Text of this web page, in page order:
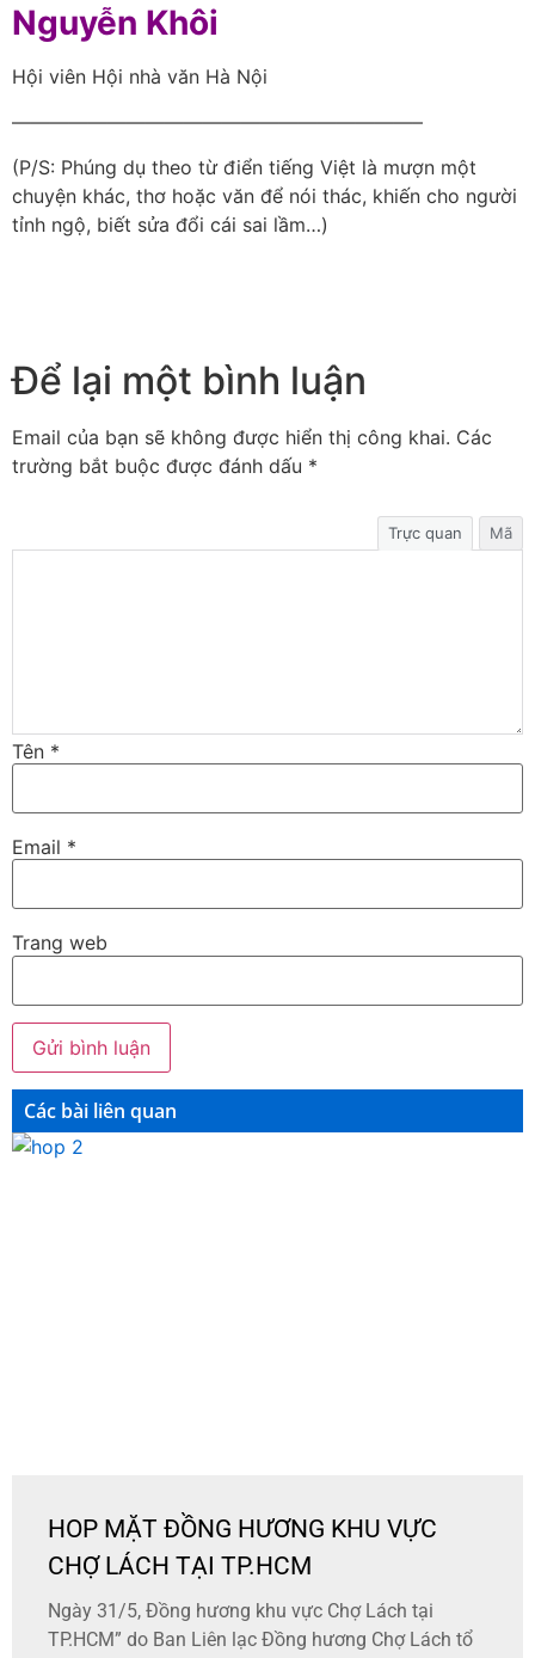
Nguyễn Khôi
Hội viên Hội nhà văn Hà Nội
—————————————————————–
(P/S: Phúng dụ theo từ điển tiếng Việt là mượn một
chuyện khác, thơ hoặc văn để nói thác, khiến cho người
tỉnh ngộ, biết sửa đổi cái sai lầm…)
Để lại một bình luận
Email của bạn sẽ không được hiển thị công khai. Các
trường bắt buộc được đánh dấu *
Trực quan Mã
Tên *
Email *
Trang web
Các bài liên quan
HOP MẶT ĐỒNG HƯƠNG KHU VỰC
CHỢ LÁCH TẠI TP.HCM
Ngày 31/5, Đồng hương khu vực Chợ Lách tại
TP.HCM” do Ban Liên lạc Đồng hương Chợ Lách tổ